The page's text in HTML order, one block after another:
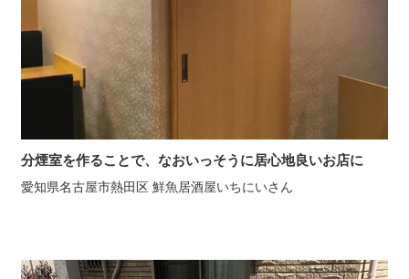
分煙室を作ることで、なおいっそうに居心地良いお店に
愛知県名古屋市熱田区 鮮魚居酒屋いちにいさん